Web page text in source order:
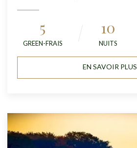
5
GREEN-FRAIS
10
NUITS
EN SAVOIR PLUS